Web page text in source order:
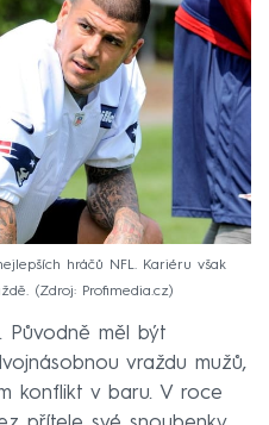
hráčů NFL. Kariéru však
Zdroj: Profimedia.cz
Původně měl být
vraždu mužů,
konflikt v baru. V roce